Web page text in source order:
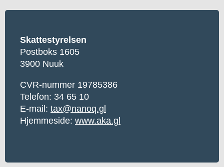
Skattestyrelsen
Postboks 1605
3900 Nuuk
CVR-nummer 19785386
Telefon: 34 65 10
E-mail: tax@nanoq.gl
Hjemmeside: www.aka.gl